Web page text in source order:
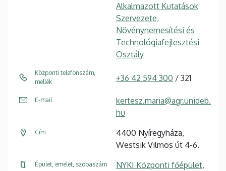
Alkalmazott Kutatások
Szervezete,
Növénynemesítési és
Technológiafejlesztési
Osztály
Központi telefonszám,
mellék
+36 42 594 300 / 321
E-mail
kertesz.maria@agr.unideb.
hu
Cím
4400 Nyíregyháza,
Westsik Vilmos út 4-6.
Épület, emelet, szobaszám
NYKI Központi főépület,